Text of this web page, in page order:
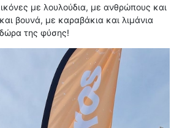
με λουλούδια, με ανθρώπους και
βουνά, με καραβάκια και λιμάνια
της φύσης!